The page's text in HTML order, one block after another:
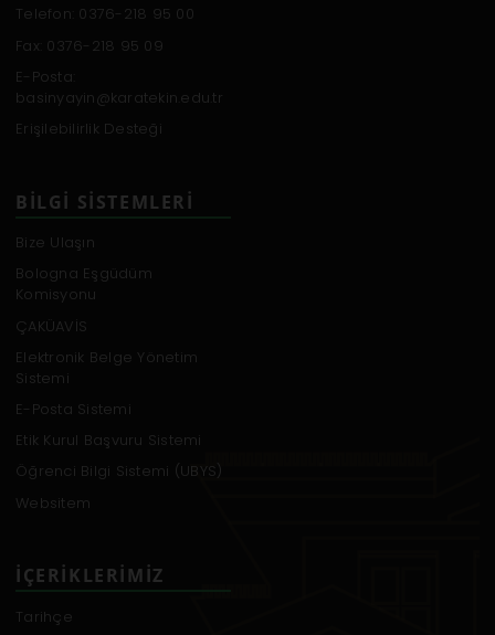
Telefon: 0376-218 95 00
Fax: 0376-218 95 09
E-Posta:
basinyayin@karatekin.edu.tr
Erişilebilirlik Desteği
BILGI SISTEMLERI
Bize Ulaşın
Bologna Eşgüdüm
Komisyonu
ÇAKÜAVİS
Elektronik Belge Yönetim
Sistemi
E-Posta Sistemi
Etik Kurul Başvuru Sistemi
Öğrenci Bilgi Sistemi (UBYS)
Websitem
İÇERIKLERIMIZ
Tarihçe